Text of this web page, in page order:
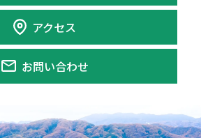
アクセス
お問い合わせ